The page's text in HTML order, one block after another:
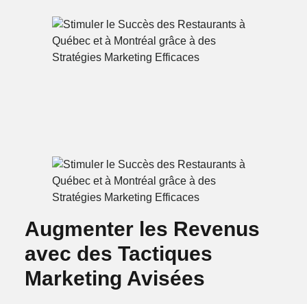
Augmenter les Revenus
avec des Tactiques
Marketing Avisées